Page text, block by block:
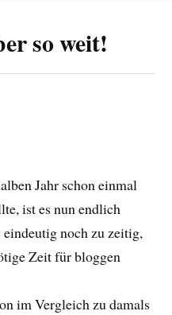
so weit!
Jahr schon einmal
ist es nun endlich
noch zu zeitig,
Zeit für bloggen
im Vergleich zu damals